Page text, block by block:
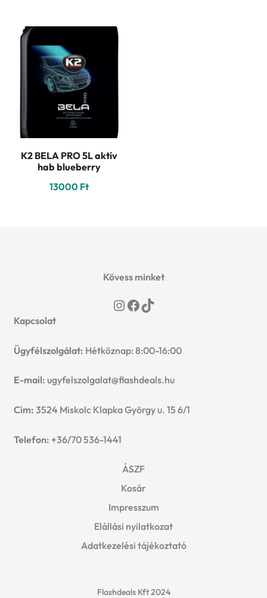
K2 BELA PRO 5L aktív
hab blueberry
13000 Ft
Kövess minket
Instagram
Facebook
TikTok
Kapcsolat
Ügyfélszolgálat: Hétköznap: 8:00-16:00
E-mail: ugyfelszolgalat@flashdeals.hu
Cím: 3524 Miskolc Klapka György u. 15 6/1
Telefon: +36/70 536-1441
ÁSZF
Kosár
Impresszum
Elállási nyilatkozat
Adatkezelési tájékoztató
Flashdeals Kft 2024